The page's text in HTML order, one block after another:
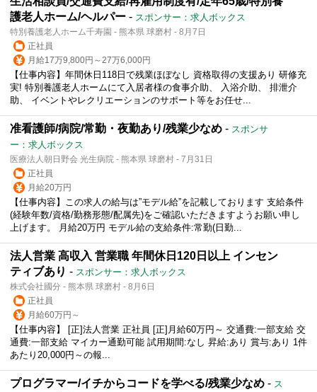
護老人ホーム/ヘルパー - スポンサー：求人ボックス
特別養護老人ホーム千寿園 - 熊本県 球磨村 - 8月7日
正社員
月給17万9,800円～27万6,000円
【仕事内容】年間休日118日で残業ほぼなし 資格取得の支援あり 研修充
実! 特別養護老人ホームにて入居者様の食事介助、 入浴介助、 排泄介
助、 イベントやレクリエーションのサポート等をお任せ...
准看護師/病院/常勤・夜勤あり/残業少なめ - スポンサ
ー：求人ボックス
医療法人朝日野会 光生病院 - 熊本県 球磨村 - 7月31日
正社員
月給20万円
【仕事内容】この求人の給与は”モデル給”を記載しております 支給条件
(経験年数/資格/勤務形態/配属先)をご確認いただきますようお願い申し
上げます。 月給20万円 モデル給の支給条件:常勤(日勤...
法人営業 高収入 営業職 年間休日120日以上 インセン
ティブあり - スポンサー：求人ボックス
株式会社國分 - 熊本県 球磨村 - 8月6日
正社員
月給60万円～
【仕事内容】 [正]法人営業 正社員 [正]月給60万円～ 交通費:一部支給 交
通費:一部支給 マイカー通勤可能 試用期間:なし 昇給:あり 賞与:あり 1件
あたり20,000円～の報...
プログラマー/イチからコードを学べる/残業少なめ - ス